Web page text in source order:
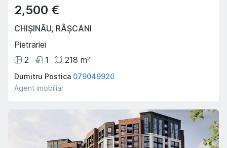
2,500 €
CHIȘINĂU, RÂȘCANI
Pietrariei
2
1 218 m2
Dumitru Postica 079049920
Agent imobiliar